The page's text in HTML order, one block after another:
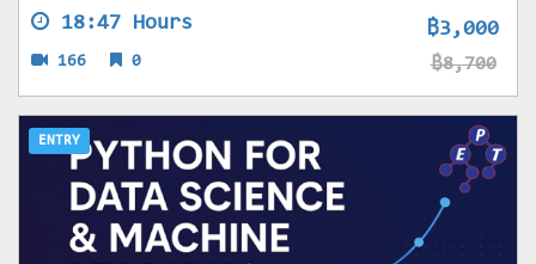
18:47 Hours ฿3,000
฿8,700
166 0
ENTRY